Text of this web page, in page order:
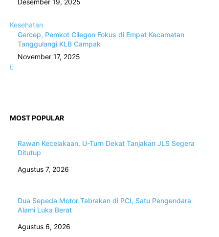
Desember 19, 2025
Kesehatan
Gercep, Pemkot Cilegon Fokus di Empat Kecamatan
Tanggulangi KLB Campak
November 17, 2025
MOST POPULAR
Rawan Kecelakaan, U-Turn Dekat Tanjakan JLS Segera
Ditutup
Agustus 7, 2026
Dua Sepeda Motor Tabrakan di PCI, Satu Pengendara
Alami Luka Berat
Agustus 6, 2026